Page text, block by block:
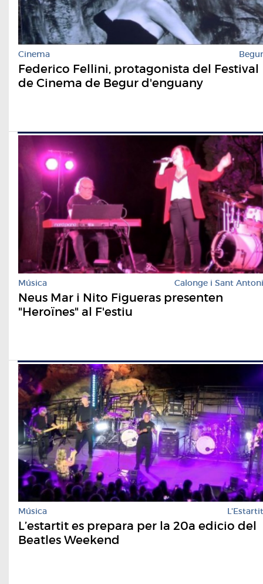
Cinema Begur
Federico Fellini, protagonista del Festival
de Cinema de Begur d'enguany
Música Calonge i Sant Antoni
Neus Mar i Nito Figueras presenten
"Heroïnes" al F'estiu
Música L'Estartit
L’estartit es prepara per la 20a edicio del
Beatles Weekend